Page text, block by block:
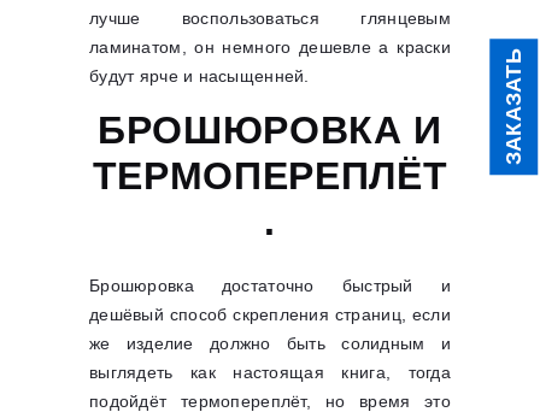
лучше воспользоваться глянцевым
ламинатом, он немного дешевле а краски
будут ярче и насыщенней.
БРОШЮРОВКА И
ТЕРМОПЕРЕПЛЁТ
.
Брошюровка достаточно быстрый и
дешёвый способ скрепления страниц, если
же изделие должно быть солидным и
выглядеть как настоящая книга, тогда
подойдёт термопереплёт, но время это
ЗАКАЗАТЬ